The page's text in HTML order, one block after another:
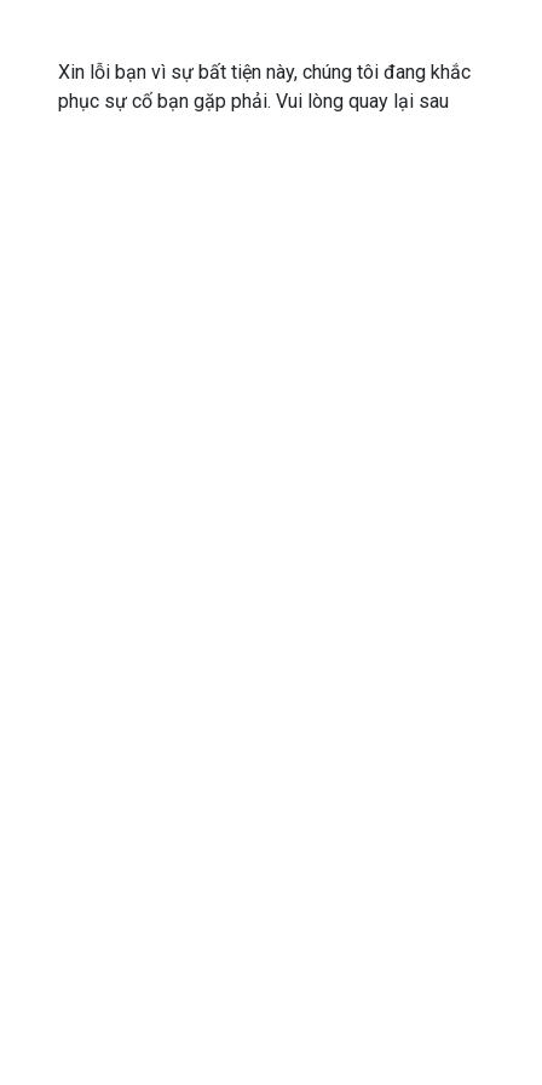
Xin lỗi bạn vì sự bất tiện này, chúng tôi đang khắc
phục sự cố bạn gặp phải. Vui lòng quay lại sau